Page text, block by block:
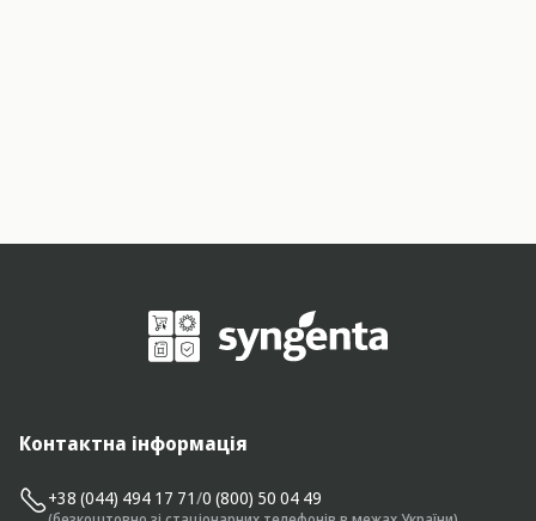
Контактна інформація
+38 (044) 494 17 71/0 (800) 50 04 49